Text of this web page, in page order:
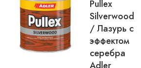
Pullex
Silverwood
/ Лазурь с
эффектом
серебра